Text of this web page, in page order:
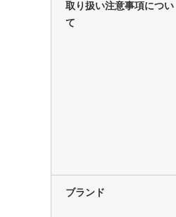
取り扱い注意事項につい
て
ブランド